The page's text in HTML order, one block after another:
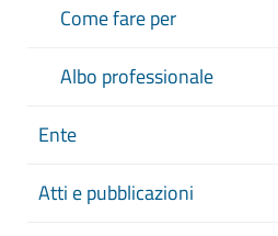
corso o completate
d.lgs. n. 33/2013)
Come fare per
Albo professionale
Ente
Atti e pubblicazioni